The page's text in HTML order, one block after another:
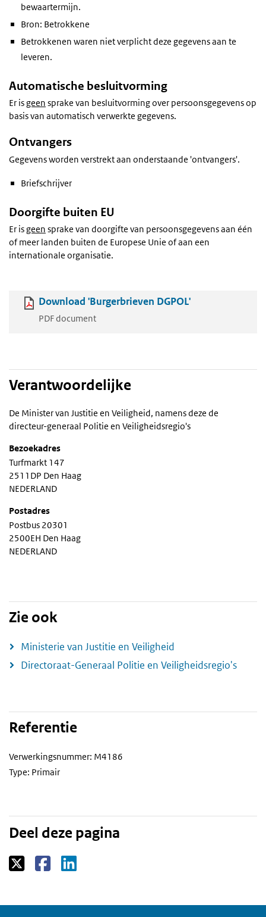
bewaartermijn.
Bron: Betrokkene
Betrokkenen waren niet verplicht deze gegevens aan te
leveren.
Automatische besluitvorming
Er isgeen sprake van besluitvorming over persoonsgegevens op
basis van automatisch verwerkte gegevens.
Ontvangers
Gegevens worden verstrekt aan onderstaande 'ontvangers'.
Briefschrijver
Doorgifte buiten EU
Er isgeen sprake van doorgifte van persoonsgegevens aan één
of meer landen buiten de Europese Unie of aan een
internationale organisatie.
Download 'Burgerbrieven DGPOL'
PDF document
Verantwoordelijke
De Minister van Justitie en Veiligheid, namens deze de
directeur-generaal Politie en Veiligheidsregio's
Bezoekadres
Turfmarkt 147
2511DP Den Haag
NEDERLAND
Postadres
Postbus 20301
2500EH Den Haag
NEDERLAND
Zie ook
Ministerie van Justitie en Veiligheid
Directoraat-Generaal Politie en Veiligheidsregio's
Referentie
Verwerkingsnummer: M4186
Type: Primair
Deel deze pagina